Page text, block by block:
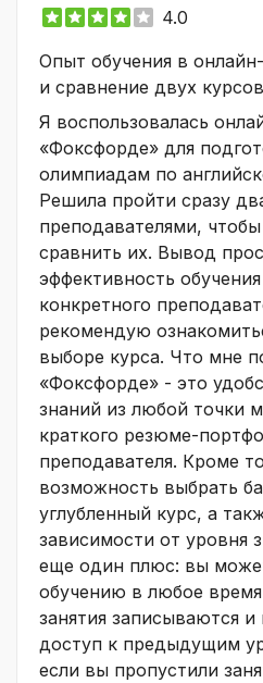
4.0
Опыт обучения в
и сравнение двух курсов
Я воспользовалась
«Фоксфорде» для
олимпиадам по
Решила пройти сразу
преподавателями,
сравнить их. Вывод
эффективность
конкретного
рекомендую
выборе курса. Что мне
«Фоксфорде» - это
знаний из любой точки
краткого резюме-
преподавателя. Кроме
возможность выбрать
углубленный курс, а
зависимости от уровня
еще один плюс: вы
обучению в любое время
занятия записываются и
доступ к предыдущим
если вы пропустили